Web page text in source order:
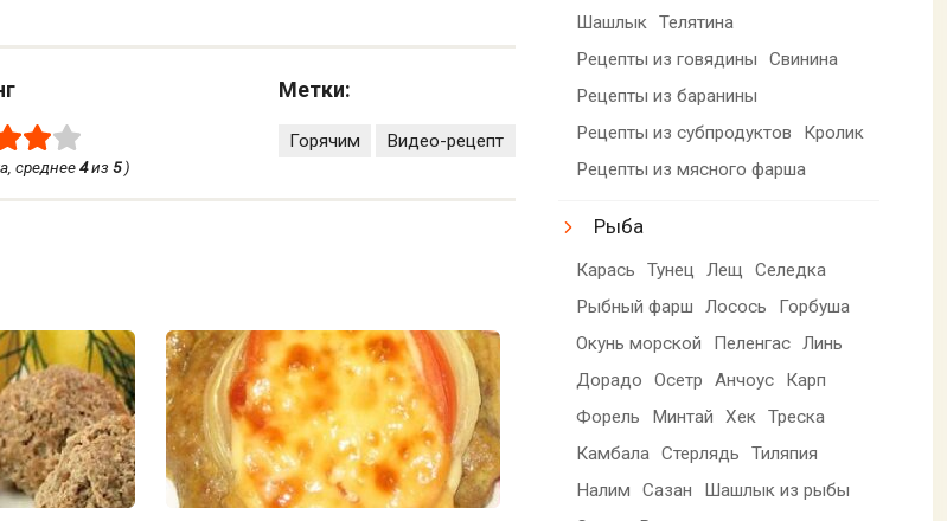
среднее4из5)
Метки:
Горячим Видео-рецепт
Шашлык Телятина
Рецепты из говядины
Свинина
Рецепты из баранины
Рецепты из субпродуктов
Кролик
Рецепты из мясного фарша
Рыба
Карась Тунец Лещ
Селедка
Рыбный фарш
Лосось
Горбуша
Окунь морской
Пеленгас Линь
Дорадо
Осетр Анчоус
Карп
Форель
Минтай Хек Треска
Камбала Стерлядь
Тиляпия
Налим
Сазан
Шашлык из рыбы